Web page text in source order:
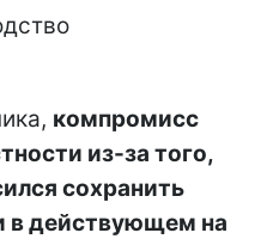
компромисс
из-за того,
сохранить
в действующем на